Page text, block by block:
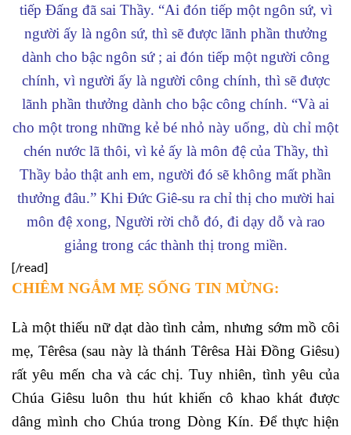
tiếp Đấng đã sai Thầy. “Ai đón tiếp một ngôn sứ, vì
người ấy là ngôn sứ, thì sẽ được lãnh phần thưởng
dành cho bậc ngôn sứ ; ai đón tiếp một người công
chính, vì người ấy là người công chính, thì sẽ được
lãnh phần thưởng dành cho bậc công chính. “Và ai
cho một trong những kẻ bé nhỏ này uống, dù chỉ một
chén nước lã thôi, vì kẻ ấy là môn đệ của Thầy, thì
Thầy bảo thật anh em, người đó sẽ không mất phần
thưởng đâu.” Khi Đức Giê-su ra chỉ thị cho mười hai
môn đệ xong, Người rời chỗ đó, đi dạy dỗ và rao
giảng trong các thành thị trong miền.
[/read]
CHIÊM NGẮM MẸ SỐNG TIN MỪNG:
Là một thiếu nữ dạt dào tình cảm, nhưng sớm mồ côi
mẹ, Têrêsa (sau này là thánh Têrêsa Hài Đồng Giêsu)
rất yêu mến cha và các chị. Tuy nhiên, tình yêu của
Chúa Giêsu luôn thu hút khiến cô khao khát được
dâng mình cho Chúa trong Dòng Kín. Để thực hiện